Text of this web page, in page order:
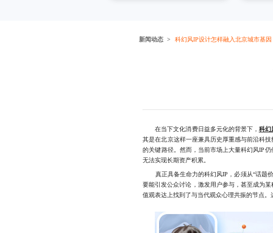
新闻动态 科幻风IP设计怎样融入北京城市基因
在当下文化消费日益多元化的背景下， 科幻
其是在北京这样一座兼具历史厚重感与前沿科
的关键路径。然而，当前市场上大量科幻风IP
无法实现长期资产积累。
真正具备生命力的科幻风IP，必须从“话题价
要能引发公众讨论，激发用户参与，甚至成为
值观表达上找到了与当代观众心理共振的节点